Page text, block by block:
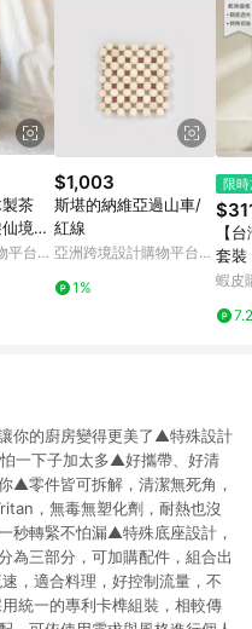
茶
境，
平台
$1,003
斯堪的納維亞過山車/
紅線
亞洲跨境設計購物平台
1%
限
【
套裝
齡洋
氣親
蝦皮
你的廚房變得更美了▲特殊設計
一下子加太多▲好攜帶、好清
▲零件皆可拆解，清潔無死角，
，無毒無塑化劑，耐熱也沒
秒轉緊不怕漏▲特殊底座設計，
為三部分，可加購配件，組合出
，適合料理，好控制流量，不
統一的專利卡榫組裝，相較傳